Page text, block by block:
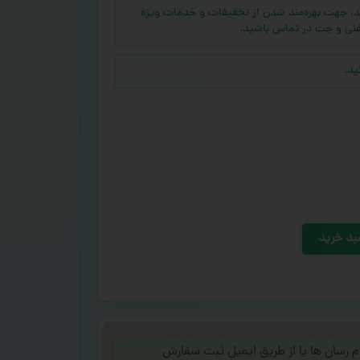
(بالای ۱۰ عدد) دارید، جهت بهره‌مند شدن از تخفیفات و خدمات ویژه
و چت در تماس باشید.
خرید
رسان ها یا از طریق ایمیل ثبت سفارش